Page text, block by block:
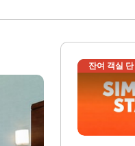
잔여 객실 단